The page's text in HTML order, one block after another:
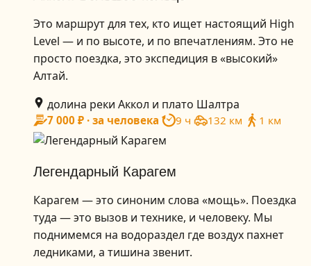
Это маршрут для тех, кто ищет настоящий High
Level — и по высоте, и по впечатлениям. Это не
просто поездка, это экспедиция в «высокий»
Алтай.
долина реки Аккол и плато Шалтра
7 000 ₽ · за человека 9 ч 132 км 1 км
Легендарный Карагем
Карагем — это синоним слова «мощь». Поездка
туда — это вызов и технике, и человеку. Мы
поднимемся на водораздел где воздух пахнет
ледниками, а тишина звенит.